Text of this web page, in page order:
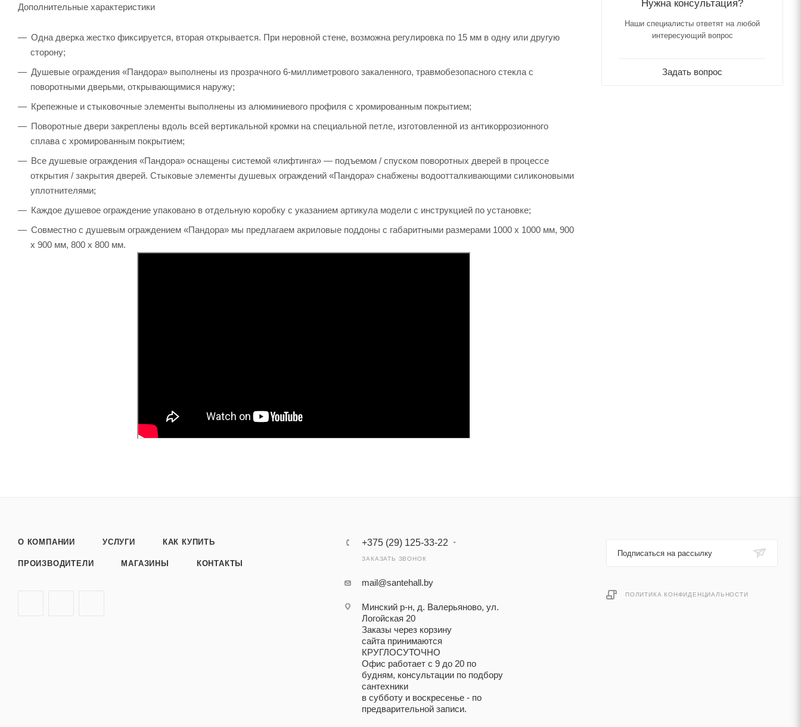
Дополнительные характеристики
Одна дверка жестко фиксируется, вторая открывается. При неровной стене, возможна регулировка по 15 мм в одну или другую
сторону;
Душевые ограждения «Пандора» выполнены из прозрачного 6-миллиметрового закаленного, травмобезопасного стекла с
поворотными дверьми, открывающимися наружу;
Крепежные и стыковочные элементы выполнены из алюминиевого профиля с хромированным покрытием;
Поворотные двери закреплены вдоль всей вертикальной кромки на специальной петле, изготовленной из антикоррозионного
сплава с хромированным покрытием;
Все душевые ограждения «Пандора» оснащены системой «лифтинга» — подъемом / спуском поворотных дверей в процессе
открытия / закрытия дверей. Стыковые элементы душевых ограждений «Пандора» снабжены водоотталкивающими силиконовыми
уплотнителями;
Каждое душевое ограждение упаковано в отдельную коробку с указанием артикула модели с инструкцией по установке;
Совместно с душевым ограждением «Пандора» мы предлагаем акриловые поддоны с габаритными размерами 1000 х 1000 мм, 900
х 900 мм, 800 х 800 мм.
Нужна консультация?
Наши специалисты ответят на любой
интересующий вопрос
Задать вопрос
О КОМПАНИИ УСЛУГИ КАК КУПИТЬ
ПРОИЗВОДИТЕЛИ МАГАЗИНЫ КОНТАКТЫ
+375 (29) 125-33-22
ЗАКАЗАТЬ ЗВОНОК
mail@santehall.by
Минский р-н, д. Валерьяново, ул.
Логойская 20
Заказы через корзину
сайта принимаются
КРУГЛОСУТОЧНО
Офис работает с 9 до 20 по
будням, консультации по подбору
сантехники
в субботу и воскресенье - по
предварительной записи.
Подписаться на рассылку
ПОЛИТИКА КОНФИДЕНЦИАЛЬНОСТИ